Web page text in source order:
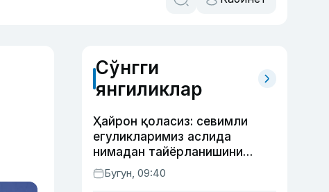
Сўнгги
янгиликлар
Ҳайрон қоласиз: севимли
егуликларимиз аслида
нимадан тайёрланишини
биласизми?
Бугун, 09:40